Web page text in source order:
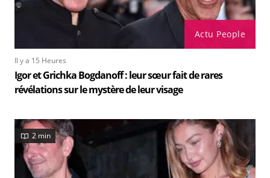
Actu People
Il y a 15 Heures
Igor et Grichka Bogdanoff : leur sœur fait de rares
révélations sur le mystère de leur visage
2 min